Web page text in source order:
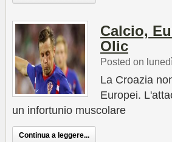
Calcio,
Olic
Posted on
La Croazia
Europei.
un infortunio muscolare
Continua a leggere...